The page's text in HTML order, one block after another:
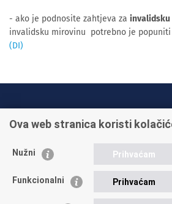
- ako je podnosite zahtjeva za
invalidsku mirovinu potrebno je
(DI)
+385 1 45
Postavite
Ova web stranica koristi
Nužni Prihvaćam
Funkcionalni Prihvaćam